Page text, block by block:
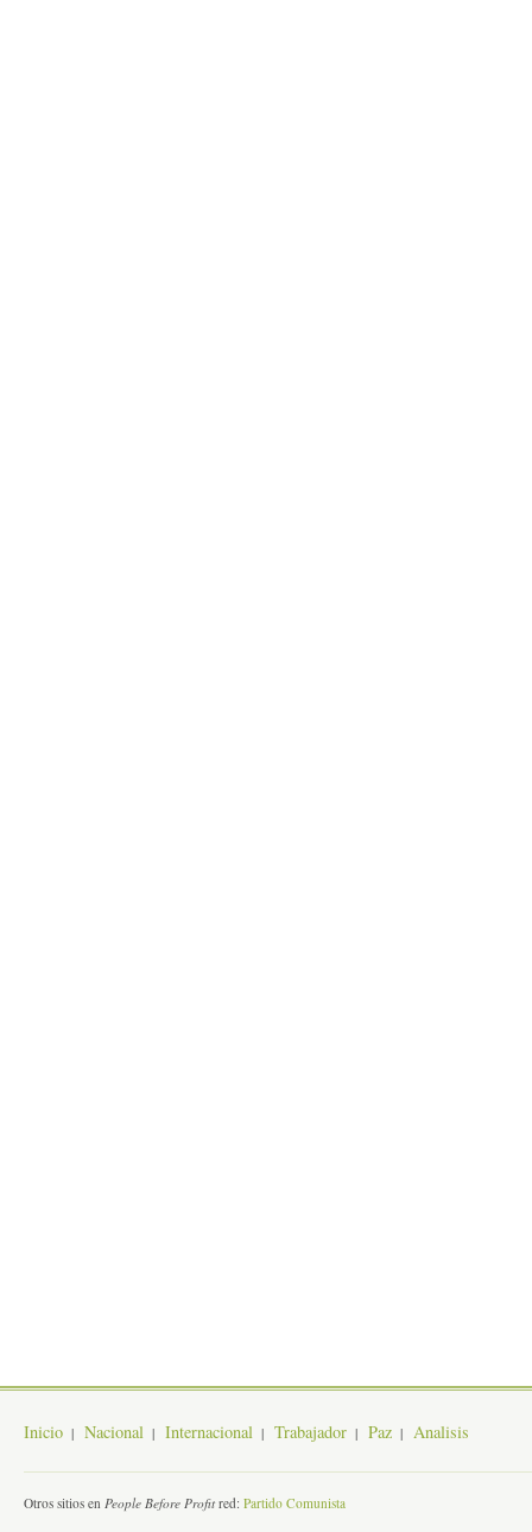
Inicio Nacional Internacional Trabajador Paz Analisis
Otros sitios en People Before Profit red: Partido Comunista